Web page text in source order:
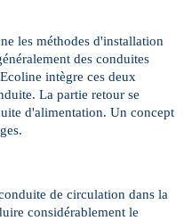
les méthodes d'installation
des conduites
intègre ces deux
La partie retour se
d'alimentation. Un concept
de circulation dans la
considérablement le